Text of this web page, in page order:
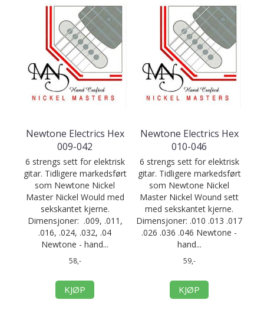
Newtone Electrics Hex
009-042
6 strengs sett for elektrisk
gitar. Tidligere markedsført
som Newtone Nickel
Master Nickel Would med
sekskantet kjerne.
Dimensjoner: .009, .011,
.016, .024, .032, .04
Newtone - hand...
58,-
KJØP
Newtone Electrics Hex
010-046
6 strengs sett for elektrisk
gitar. Tidligere markedsført
som Newtone Nickel
Master Nickel Wound sett
med sekskantet kjerne.
Dimensjoner: .010 .013 .017
.026 .036 .046 Newtone -
hand...
59,-
KJØP